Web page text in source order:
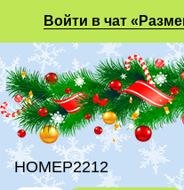
Войти в чат
HOMEP2212